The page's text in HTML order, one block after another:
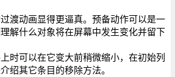
渡动画显得更逼真。预备动作可以是一
解什么对象将在屏幕中发生变化并留下
时可以在它变大前稍微缩小，在初始列
绍其它条目的移除方法。